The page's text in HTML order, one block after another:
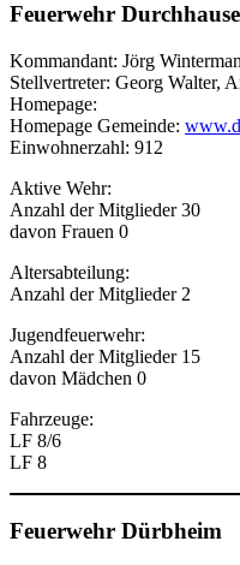
Feuerwehr
Kommandant: Jörg
Stellvertreter: Georg Walter,
Homepage:
Homepage Gemeinde:
Einwohnerzahl: 912
Aktive Wehr:
Anzahl der Mitglieder 30
davon Frauen 0
Altersabteilung:
Anzahl der Mitglieder 2
Jugendfeuerwehr:
Anzahl der Mitglieder 15
davon Mädchen 0
Fahrzeuge:
LF 8/6
LF 8
Feuerwehr Dürbheim